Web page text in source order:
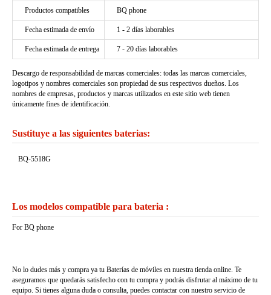
Productos compatibles BQ phone
Fecha estimada de envío 1 - 2 días laborables
Fecha estimada de entrega 7 - 20 días laborables
Descargo de responsabilidad de marcas comerciales: todas las marcas comerciales,
logotipos y nombres comerciales son propiedad de sus respectivos dueños. Los
nombres de empresas, productos y marcas utilizados en este sitio web tienen
únicamente fines de identificación.
Sustituye a las siguientes baterias:
BQ-5518G
Los modelos compatible para bateria :
For BQ phone
No lo dudes más y compra ya tu Baterías de móviles en nuestra tienda online. Te
aseguramos que quedarás satisfecho con tu compra y podrás disfrutar al máximo de tu
equipo. Si tienes alguna duda o consulta, puedes contactar con nuestro servicio de